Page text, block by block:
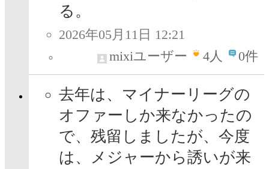
る。
2026年05月11日 12:21
mixiユーザー
4人 0件
去年は、マイナーリーグの
オファーしか来なかったの
で、残留しましたが、今度
は、メジャーから誘いが来